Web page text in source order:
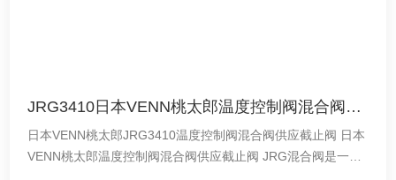
JRG3410日本VENN桃太郎温度控制阀混合阀供应截止阀
日本VENN桃太郎JRG3410温度控制阀混合阀供应截止阀 日本
VENN桃太郎温度控制阀混合阀供应截止阀 JRG混合阀是一种